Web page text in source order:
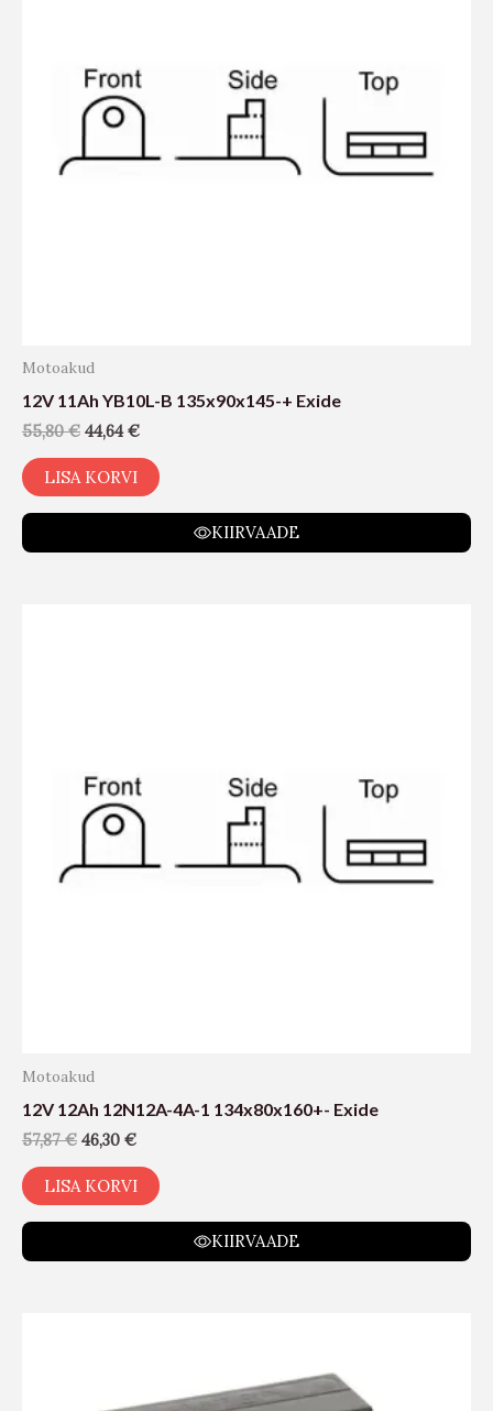
Motoakud
12V 11Ah YB10L-B 135x90x145-+ Exide
55,80€ 44,64€
LISA KORVI
KIIRVAADE
Motoakud
12V 12Ah 12N12A-4A-1 134x80x160+- Exide
57,87€ 46,30 €
LISA KORVI
KIIRVAADE